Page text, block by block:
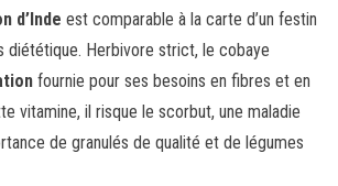
d’Inde est comparable à la carte d’un festin
diététique. Herbivore strict, le cobaye
fournie pour ses besoins en fibres et en
vitamine, il risque le scorbut, une maladie
de granulés de qualité et de légumes